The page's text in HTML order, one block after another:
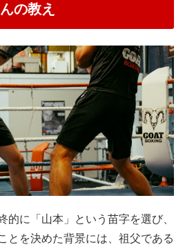
の教え
的に「山本」という苗字を選び、
とを決めた背景には、祖父である